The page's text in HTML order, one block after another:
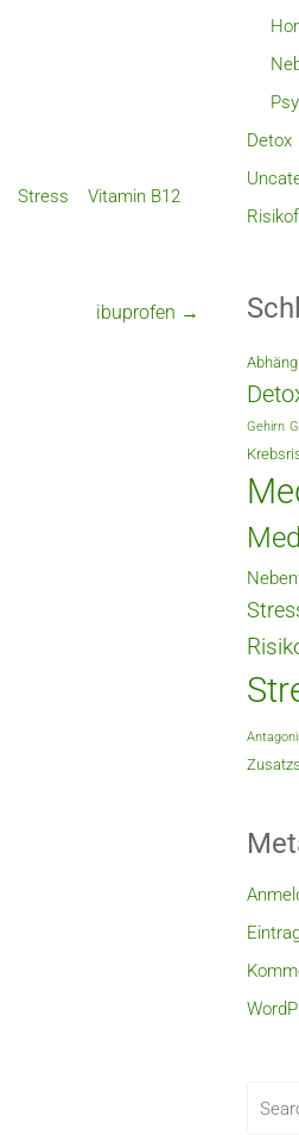
Stress Vitamin B12
ibuprofen →
Detox
Gehirn